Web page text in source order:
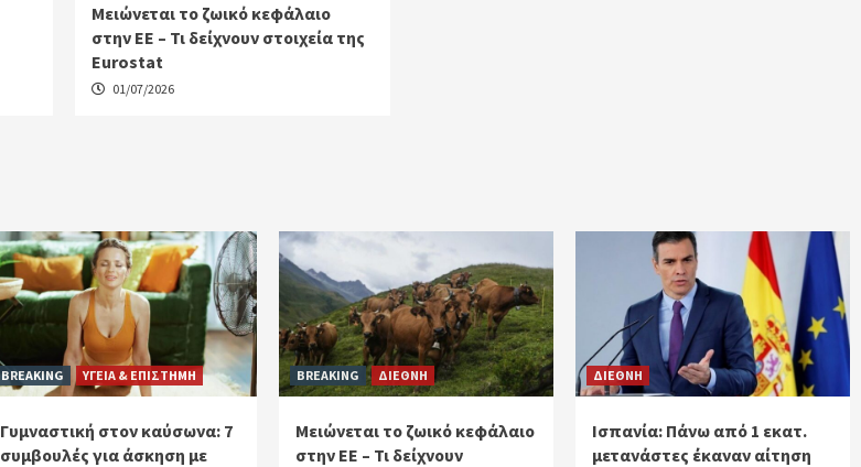
Μειώνεται το ζωικό κεφάλαιο
στην ΕΕ – Τι δείχνουν στοιχεία της
Eurostat
01/07/2026
BREAKING ΥΓΕΙΑ & ΕΠΙΣΤΗΜΗ
Γυμναστική στον καύσωνα: 7
συμβουλές για άσκηση με
BREAKING ΔΙΕΘΝΗ
Μειώνεται το ζωικό κεφάλαιο
στην ΕΕ – Τι δείχνουν
ΔΙΕΘΝΗ
Ισπανία: Πάνω από 1 εκατ.
μετανάστες έκαναν αίτηση